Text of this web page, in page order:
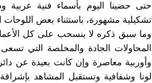
حتى حضينا اليوم بأسماء فنية عربية
تشكيلية مشهورة، باستثناء بعض
وما سبق ذكره لا ينسحب على كل
المحاولات الجادة والمخلصة التي
وأوربية معاصرة وإن كانت بعيدة عن
لونا وشفافية وتستقبل المشاهد